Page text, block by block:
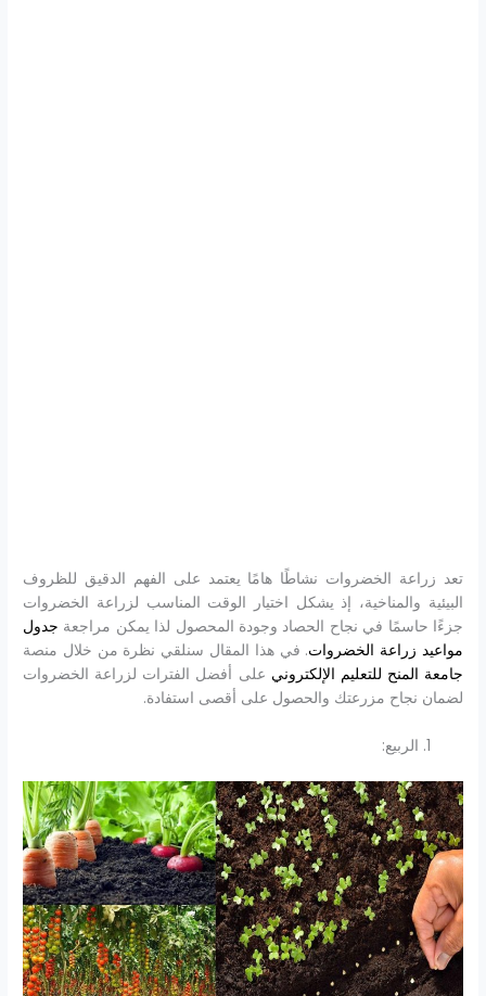
تعد زراعة الخضروات نشاطًا هامًا يعتمد على الفهم الدقيق للظروف
البيئية والمناخية، إذ يشكل اختيار الوقت المناسب لزراعة الخضروات
جزءًا حاسمًا في نجاح الحصاد وجودة المحصول لذا يمكن مراجعة جدول
مواعيد زراعة الخضروات. في هذا المقال سنلقي نظرة من خلال منصة
جامعة المنح للتعليم الإلكتروني على أفضل الفترات لزراعة الخضروات
لضمان نجاح مزرعتك والحصول على أقصى استفادة.
الربيع: